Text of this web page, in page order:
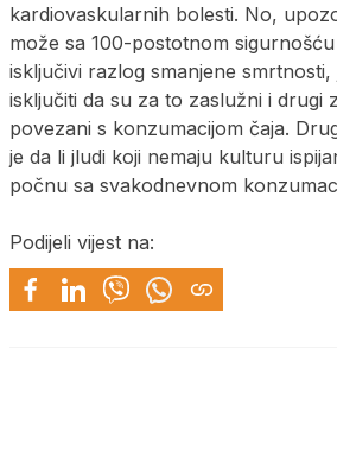
kardiovaskularnih bolesti. No,
može sa 100-postotnom
isključivi razlog smanjene
isključiti da su za to zaslužni i drugi
povezani s konzumacijom čaja.
je da li jludi koji nemaju kulturu
počnu sa svakodnevnom
Podijeli vijest na: